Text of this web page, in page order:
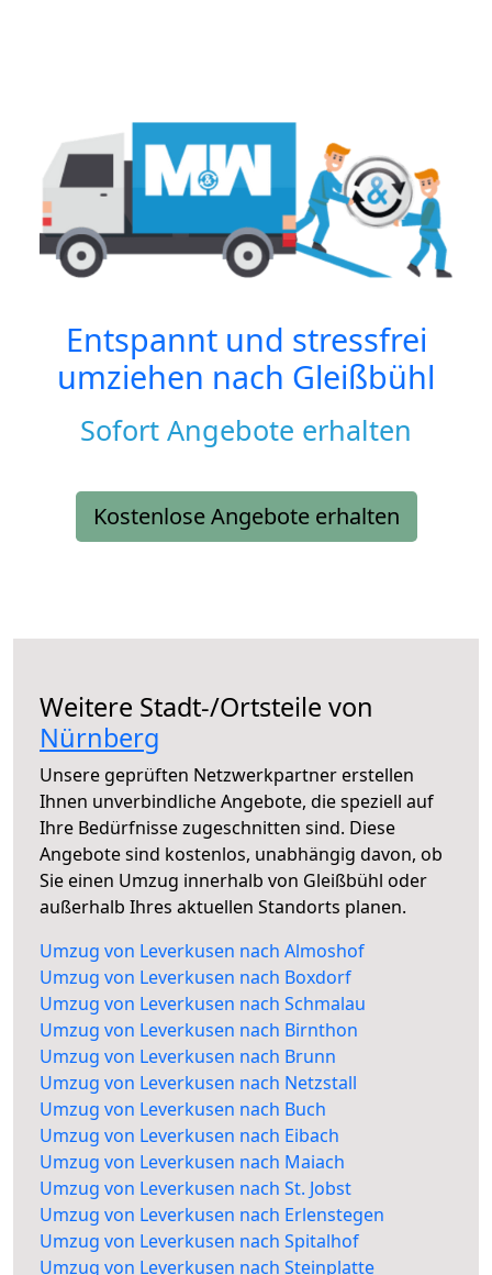
Entspannt und stressfrei
umziehen nach Gleißbühl
Sofort Angebote erhalten
Kostenlose Angebote erhalten
Weitere Stadt-/Ortsteile von
Nürnberg
Unsere geprüften Netzwerkpartner erstellen
Ihnen unverbindliche Angebote, die speziell auf
Ihre Bedürfnisse zugeschnitten sind. Diese
Angebote sind kostenlos, unabhängig davon, ob
Sie einen Umzug innerhalb von Gleißbühl oder
außerhalb Ihres aktuellen Standorts planen.
Umzug von Leverkusen nach Almoshof
Umzug von Leverkusen nach Boxdorf
Umzug von Leverkusen nach Schmalau
Umzug von Leverkusen nach Birnthon
Umzug von Leverkusen nach Brunn
Umzug von Leverkusen nach Netzstall
Umzug von Leverkusen nach Buch
Umzug von Leverkusen nach Eibach
Umzug von Leverkusen nach Maiach
Umzug von Leverkusen nach St. Jobst
Umzug von Leverkusen nach Erlenstegen
Umzug von Leverkusen nach Spitalhof
Umzug von Leverkusen nach Steinplatte